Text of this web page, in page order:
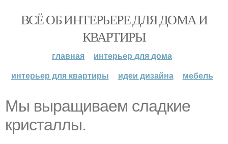
ВСЁ ОБ ИНТЕРЬЕРЕ ДЛЯ ДОМА И
КВАРТИРЫ
главная
интерьер для дома
интерьер для квартиры
идеи дизайна мебель
Мы выращиваем сладкие
кристаллы.